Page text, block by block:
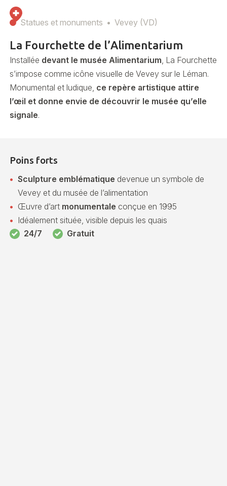
Statues et monuments Vevey (VD)
La Fourchette de l’Alimentarium
Installée devant le musée Alimentarium, La Fourchette
s’impose comme icône visuelle de Vevey sur le Léman.
Monumental et ludique, ce repère artistique attire
l’œil et donne envie de découvrir le musée qu’elle
signale.
Poins forts
Sculpture emblématique devenue un symbole de
Vevey et du musée de l’alimentation
Œuvre d’art monumentale conçue en 1995
Idéalement située, visible depuis les quais
24/7
Gratuit